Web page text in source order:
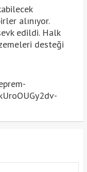
alınıyor.
edildi. Halk
desteği